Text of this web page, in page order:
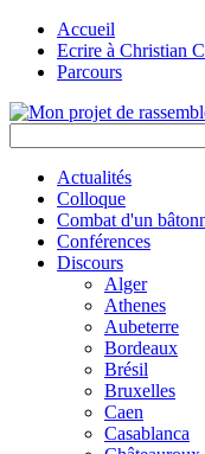
Accueil
Ecrire à Christian
Parcours
Actualités
Colloque
Combat d'un
Conférences
Discours
Alger
Athenes
Aubeterre
Bordeaux
Brésil
Bruxelles
Caen
Casablanca